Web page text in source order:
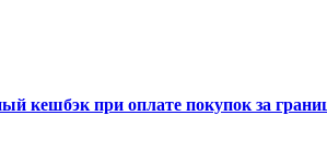
кешбэк при оплате покупок за